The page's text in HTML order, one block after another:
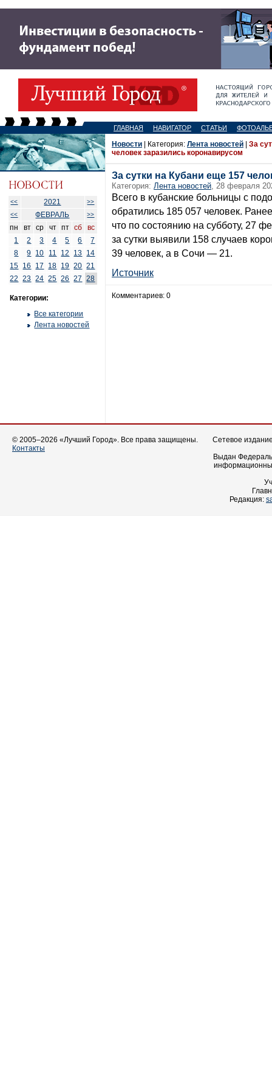
ГЛАВНАЯ НАВИГАТОР СТАТЬИ
<< 2021
>>
<<
ФЕВРАЛЬ >>
пн вт ср чт пт сб
вс
1
2 3 4 5 6
7
8
9 10 11 12 13 14
15 16 17 18 19 20 21
22
23 24 25 26 27 28
Категории:
Все категории
Лента новостей
Новости | Категория: Лента новостей
За
человек заразились коронавирусом
За сутки на Кубани еще 157
Категория: Лента новостей, 28 февраля
Всего в кубанские больницы с
обратились 185 057 человек.
что по состоянию на субботу, 27
за сутки выявили 158 случаев
39 человек, а в Сочи — 21.
Источник
Комментариев: 0
© 2005–2026 «Лучший Город». Все права защищены.
Контакты
Сетевое
Выдан
Редакция: